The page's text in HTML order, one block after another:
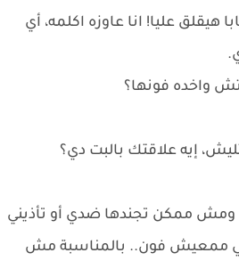
عليا! انا عاوزه اكلمه، أي
واخده فونها؟
إيه علاقتك بالبت دي؟
ومش ممكن تجندها ضدي أو تأذيني
ممعيش فون.. بالمناسبة مش